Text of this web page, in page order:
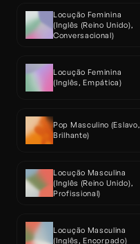
Locução Feminina
(Inglês (Reino Unido),
Conversacional)
Locução Feminina
(Inglês, Empática)
Pop Masculino (Eslavo,
Brilhante)
Locução Masculina
(Inglês (Reino Unido),
Profissional)
Locução Masculina
(Inglês, Encorpado)